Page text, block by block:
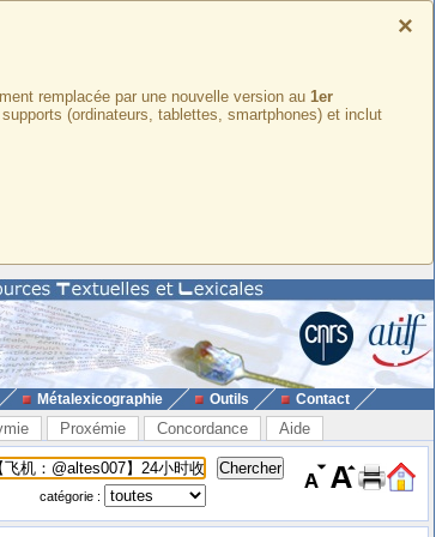
×
remplacée par une nouvelle version au 1er
(ordinateurs, tablettes, smartphones) et inclut
Métalexicographie Outils Contact
Proxémie Concordance Aide
catégorie :